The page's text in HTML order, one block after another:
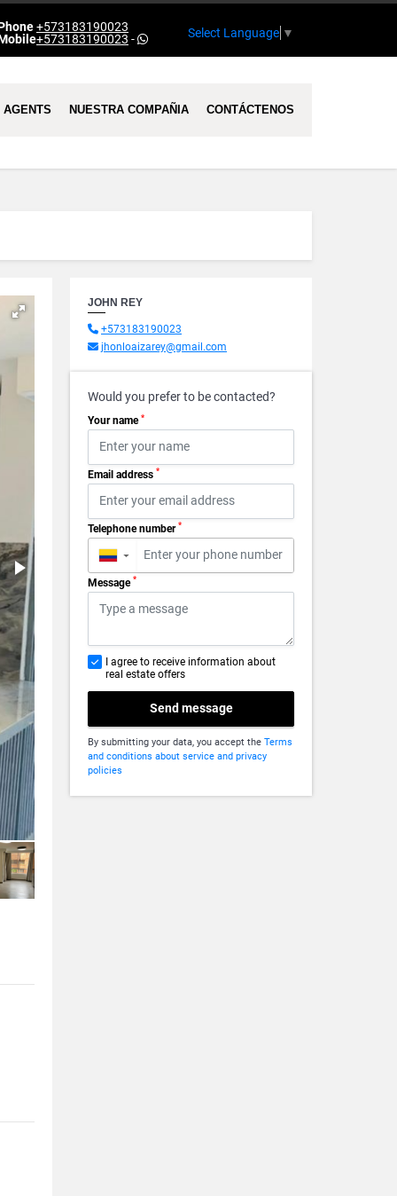
+573183190023
+573183190023 - Select Language ▼
AGENTS NUESTRA COMPAÑIA CONTÁCTENOS
JOHN REY
+573183190023
jhonloaizarey@gmail.com
Would you prefer to be contacted?
Your name *
Email address *
Telephone number *
▼
Message *
I agree to receive information about
real estate offers
Send message
By submitting your data, you accept the Terms
and conditions about service and privacy
policies